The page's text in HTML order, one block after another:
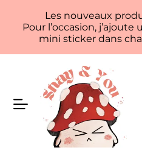
Les nouveaux
Pour l’occasion,
mini sticker dans